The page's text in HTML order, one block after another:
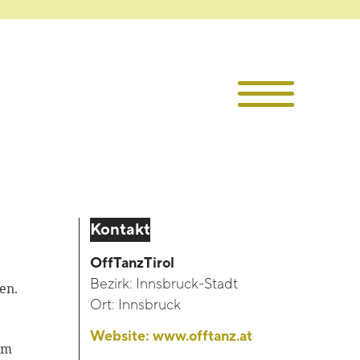
Kontakt
OffTanzTirol
Bezirk: Innsbruck-Stadt
Ort: Innsbruck
Website:www.offtanz.at
Die TKI
Projekte
Infothek